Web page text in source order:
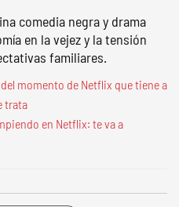
comedia negra y drama
en la vejez y la tensión
familiares.
momento de Netflix que tiene a
trata
en Netflix: te va a